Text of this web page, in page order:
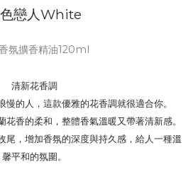
戀人White
氛擴香精油120ml
清新花香調
慢的人，這款優雅的花香調就很適合你。
香的柔和，整體香氣溫暖又帶著清新感。
尾，增加香氛的深度與持久感，給人一種溫
馨平和的氛圍。